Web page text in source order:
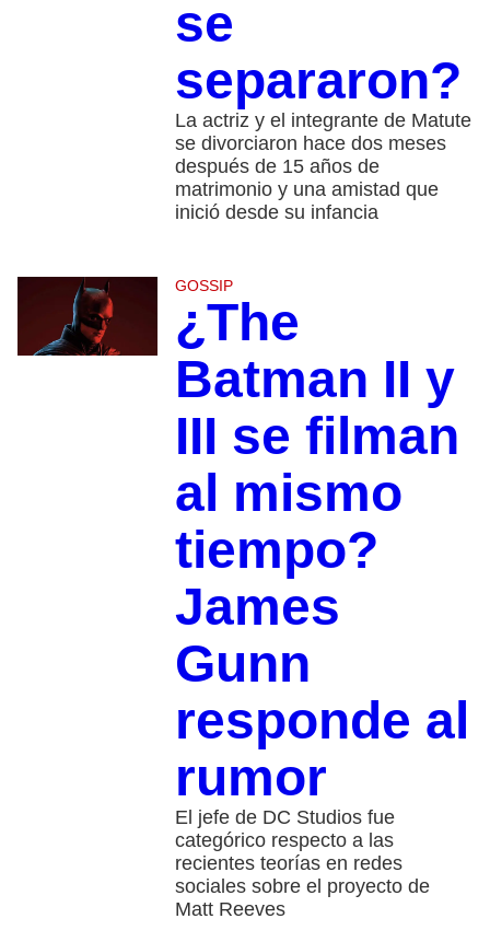
se
separaron?
La actriz y el integrante de Matute
se divorciaron hace dos meses
después de 15 años de
matrimonio y una amistad que
inició desde su infancia
GOSSIP
¿The
Batman II y
III se filman
al mismo
tiempo?
James
Gunn
responde al
rumor
El jefe de DC Studios fue
categórico respecto a las
recientes teorías en redes
sociales sobre el proyecto de
Matt Reeves